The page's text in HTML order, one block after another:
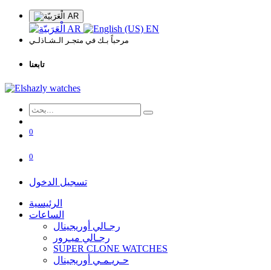
AR
AR EN
مرحباً بـك في متجـر الـشـاذلـي
تابعنا
0
0
تسجيل الدخول
الرئيسية
الساعات
رجـالي أوريجينال
رجـالي ميـرور
SUPER CLONE WATCHES
حـريـمـي أوريجينال